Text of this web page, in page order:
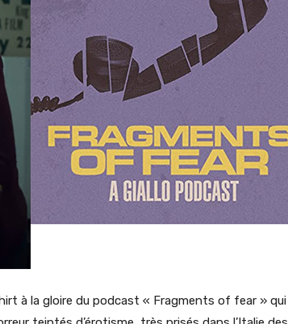
à la gloire du podcast « Fragments of fear » qui